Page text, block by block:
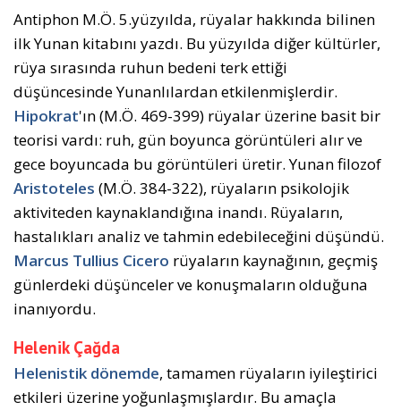
Antiphon M.Ö. 5.yüzyılda, rüyalar hakkında bilinen
ilk Yunan kitabını yazdı. Bu yüzyılda diğer kültürler,
rüya sırasında ruhun bedeni terk ettiği
düşüncesinde Yunanlılardan etkilenmişlerdir.
Hipokrat'ın (M.Ö. 469-399) rüyalar üzerine basit bir
teorisi vardı: ruh, gün boyunca görüntüleri alır ve
gece boyuncada bu görüntüleri üretir. Yunan filozof
Aristoteles (M.Ö. 384-322), rüyaların psikolojik
aktiviteden kaynaklandığına inandı. Rüyaların,
hastalıkları analiz ve tahmin edebileceğini düşündü.
Marcus Tullius Cicero rüyaların kaynağının, geçmiş
günlerdeki düşünceler ve konuşmaların olduğuna
inanıyordu.
Helenik Çağda
Helenistik dönemde, tamamen rüyaların iyileştirici
etkileri üzerine yoğunlaşmışlardır. Bu amaçla